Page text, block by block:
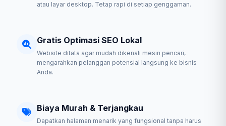
atau layar desktop. Tetap rapi di setiap genggaman.
Gratis Optimasi SEO Lokal
Website ditata agar mudah dikenali mesin pencari,
mengarahkan pelanggan potensial langsung ke bisnis
Anda.
Biaya Murah & Terjangkau
Dapatkan halaman menarik yang fungsional tanpa harus